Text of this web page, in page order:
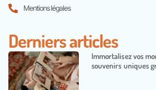
Mentions légales
Derniers articles
Immortalisez vos
souvenirs uniques